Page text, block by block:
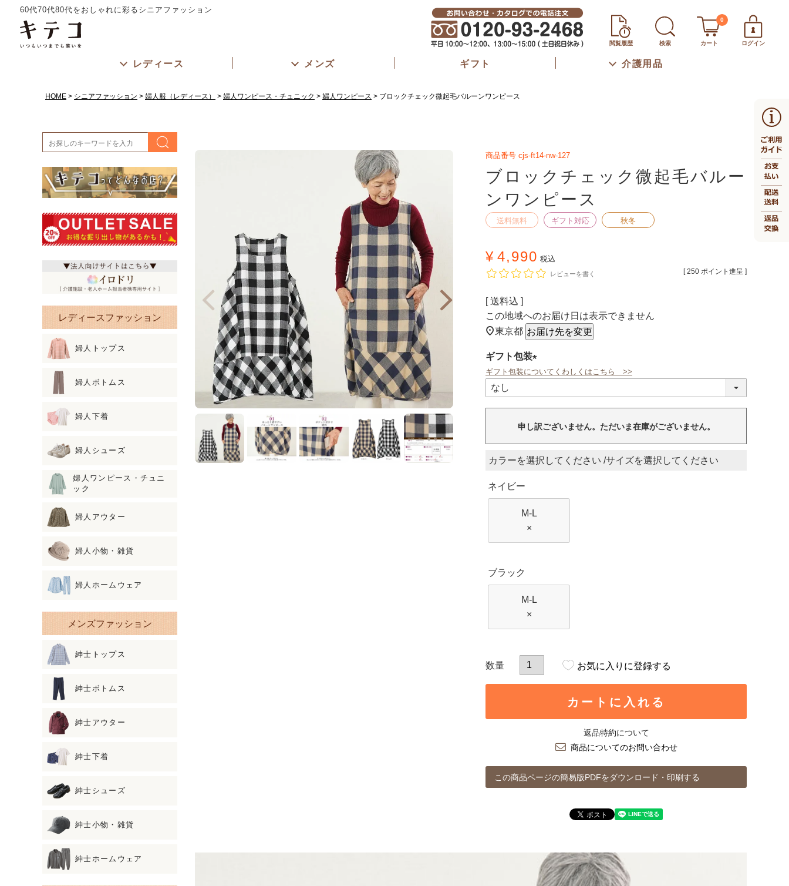
60代70代80代をおしゃれに彩るシニアファッション
閲覧履歴 検索 カート
0
ログイン
レディース メンズ ギフト 介護用品
HOME シニアファッション 婦人服（レディース） 婦人ワンピース・チュニック 婦人ワンピース ブロックチェック微起毛バルーンワンピース
レディースファッション
婦人トップス
婦人ボトムス
婦人下着
婦人シューズ
婦人ワンピース・チュニ
ック
婦人アウター
婦人小物・雑貨
婦人ホームウェア
メンズファッション
紳士トップス
紳士ボトムス
紳士アウター
紳士下着
紳士シューズ
紳士小物・雑貨
紳士ホームウェア
商品番号 cjs-ft14-nw-127
ブロックチェック微起毛バルー
ンワンピース
送料無料 ギフト対応 秋冬
¥ 4,990 税込
[ 250 ポイント進呈 ]
レビューを書く
送料込
この地域へのお届け日は表示できません
東京都 お届け先を変更
ギフト包装
(必
ギフト包装についてくわしくはこちら >>
申し訳ございません。ただいま在庫がございません。
カラー サイズ
ネイビー
M-L
×
ブラック
M-L
×
お気に入りに登録する
カートに入れる
返品特約について
商品についてのお問い合わせ
この商品ページの簡易版PDFをダウンロード・印刷する